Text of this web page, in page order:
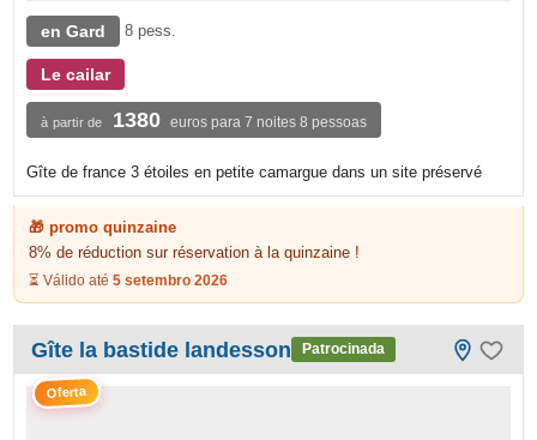
en Gard 8 pess.
Le cailar
à partir de 1380 euros para 7 noites 8 pessoas
Gîte de france 3 étoiles en petite camargue dans un site préservé
🎁 promo quinzaine
8% de réduction sur réservation à la quinzaine !
⏳ Válido até5 setembro 2026
Oferta
Gîte la bastide landesson Patrocinada